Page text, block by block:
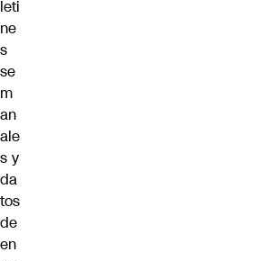
leti
ne
s
se
m
an
ale
s y
da
tos
de
en